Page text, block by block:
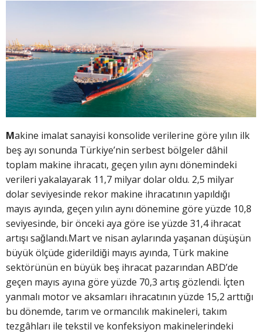
Makine imalat sanayisi konsolide verilerine göre yılın ilk
beş ayı sonunda Türkiye’nin serbest bölgeler dâhil
toplam makine ihracatı, geçen yılın aynı dönemindeki
verileri yakalayarak 11,7 milyar dolar oldu. 2,5 milyar
dolar seviyesinde rekor makine ihracatının yapıldığı
mayıs ayında, geçen yılın aynı dönemine göre yüzde 10,8
seviyesinde, bir önceki aya göre ise yüzde 31,4 ihracat
artışı sağlandı.Mart ve nisan aylarında yaşanan düşüşün
büyük ölçüde giderildiği mayıs ayında, Türk makine
sektörünün en büyük beş ihracat pazarından ABD’de
geçen mayıs ayına göre yüzde 70,3 artış gözlendi. İçten
yanmalı motor ve aksamları ihracatının yüzde 15,2 arttığı
bu dönemde, tarım ve ormancılık makineleri, takım
tezgâhları ile tekstil ve konfeksiyon makinelerindeki